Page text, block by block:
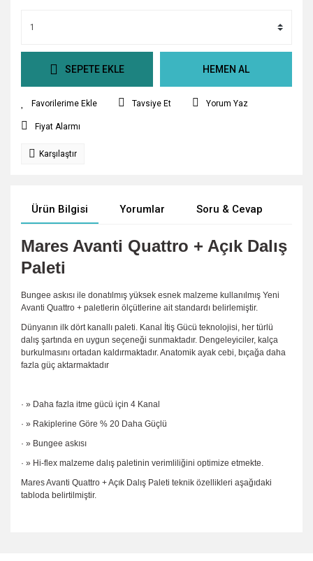
SEPETE EKLE HEMEN AL
Tavsiye Et Yorum Yaz
Fiyat Alarmı
Karşılaştır
Ürün Bilgisi Yorumlar Soru & Cevap
Mares Avanti Quattro + Açık Dalış
Paleti
Bungee askısı ile donatılmış yüksek esnek malzeme kullanılmış Yeni
Avanti Quattro + paletlerin ölçütlerine ait standardı belirlemiştir.
Dünyanın ilk dört kanallı paleti. Kanal İtiş Gücü teknolojisi, her türlü
dalış şartında en uygun seçeneği sunmaktadır. Dengeleyiciler, kalça
burkulmasını ortadan kaldırmaktadır. Anatomik ayak cebi, bıçağa daha
fazla güç aktarmaktadır
· » Daha fazla itme gücü için 4 Kanal
· » Rakiplerine Göre % 20 Daha Güçlü
· » Bungee askısı
· » Hi-flex malzeme dalış paletinin verimliliğini optimize etmekte.
Mares Avanti Quattro + Açık Dalış Paleti teknik özellikleri aşağıdaki
tabloda belirtilmiştir.